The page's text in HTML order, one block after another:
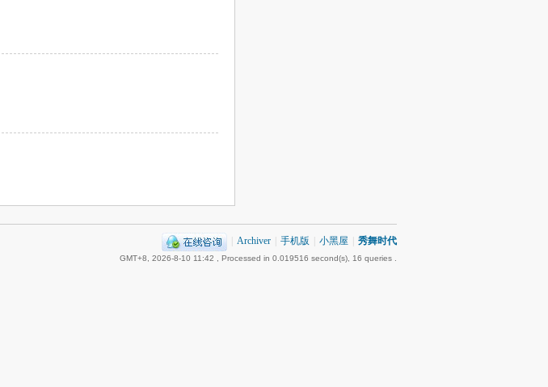
Archiver 手机版 小黑屋 秀舞时代
GMT+8, 2026-8-10 11:42 , Processed in 0.019516 second(s), 16 queries .